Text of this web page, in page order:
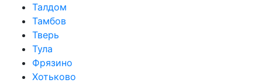
Талдом
Тамбов
Тверь
Тула
Фрязино
Хотьково